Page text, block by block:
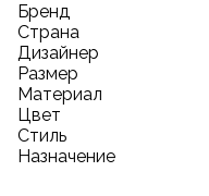
Бренд
Страна
Дизайнер
Размер
Материал
Цвет
Стиль
Назначение